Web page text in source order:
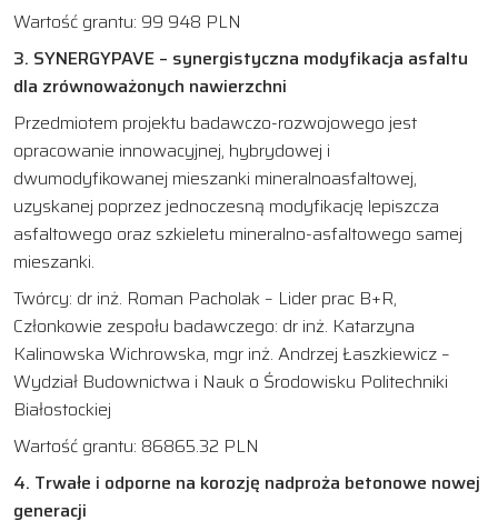
Wartość grantu: 99 948 PLN
3. SYNERGYPAVE – synergistyczna modyfikacja asfaltu
dla zrównoważonych nawierzchni
Przedmiotem projektu badawczo-rozwojowego jest
opracowanie innowacyjnej, hybrydowej i
dwumodyfikowanej mieszanki mineralnoasfaltowej,
uzyskanej poprzez jednoczesną modyfikację lepiszcza
asfaltowego oraz szkieletu mineralno-asfaltowego samej
mieszanki.
Twórcy: dr inż. Roman Pacholak – Lider prac B+R,
Członkowie zespołu badawczego: dr inż. Katarzyna
Kalinowska Wichrowska, mgr inż. Andrzej Łaszkiewicz –
Wydział Budownictwa i Nauk o Środowisku Politechniki
Białostockiej
Wartość grantu: 86865.32 PLN
4. Trwałe i odporne na korozję nadproża betonowe nowej
generacji